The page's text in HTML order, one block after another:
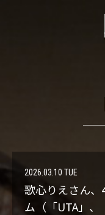
2026.03.10 TUE
歌心りえさん
ム（「UTA」、